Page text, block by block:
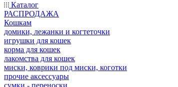
Каталог
РАСПРОДАЖА
Кошкам
домики, лежанки и когтеточки
игрушки для кошек
корма для кошек
лакомства для кошек
миски, коврики под миски, коготки
прочие аксессуары
сумки - переноски